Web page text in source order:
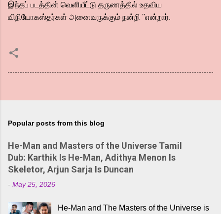
இந்தப் படத்தின் வெளியீட்டு தருணத்தில் உதவிய
விநியோகஸ்தர்கள் அனைவருக்கும் நன்றி ''என்றார்.
Popular posts from this blog
He-Man and Masters of the Universe Tamil
Dub: Karthik Is He-Man, Adithya Menon Is
Skeletor, Arjun Sarja Is Duncan
- May 25, 2026
He-Man and The Masters of the Universe is